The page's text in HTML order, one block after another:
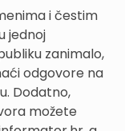
i čestim
jednoj
zanimalo,
odgovore na
Dodatno,
možete